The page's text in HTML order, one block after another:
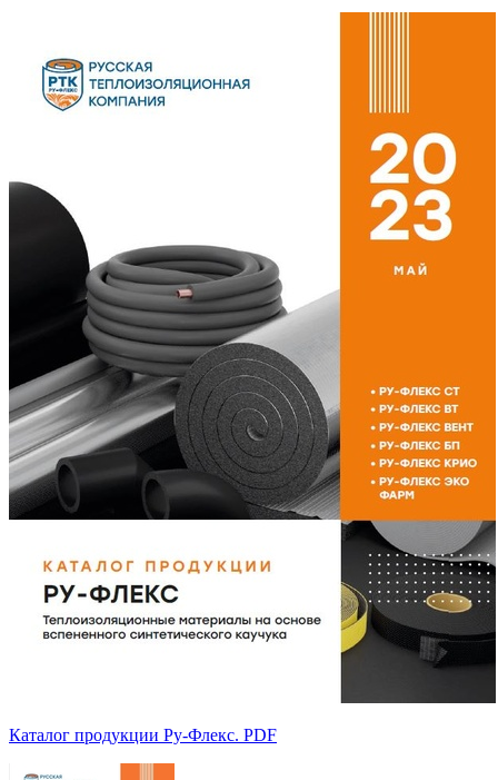
Каталог продукции Ру-Флекс. PDF